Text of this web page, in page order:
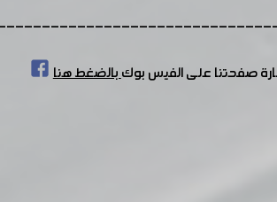
صفحتنا على الفيس بوكبالضغط هنا